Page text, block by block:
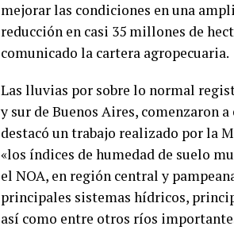
mejorar las condiciones en una
reducción en casi 35 millones de
comunicado la cartera agropecuaria.
Las lluvias por sobre lo normal
y sur de Buenos Aires, comenzaron
destacó un trabajo realizado por la
«los índices de humedad de suelo
el NOA, en región central y
principales sistemas hídricos,
así como entre otros ríos